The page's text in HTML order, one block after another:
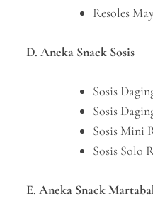
Resoles
D. Aneka Snack Sosis
Sosis
Sosis
Sosis Mini
Sosis Solo
E. Aneka Snack